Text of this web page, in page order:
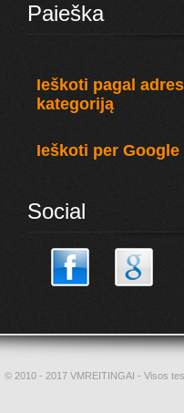
Paieška
Ieškoti pagal
kategoriją
Ieškoti per Google
Social
© 2010 - 2017 VMREITINGAI - Visos